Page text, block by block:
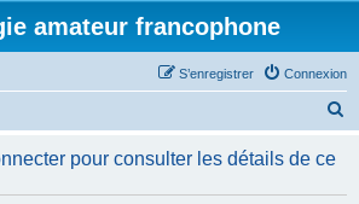
amateur francophone
Connexion
S’enregistrer
h
pour consulter les détails de ce